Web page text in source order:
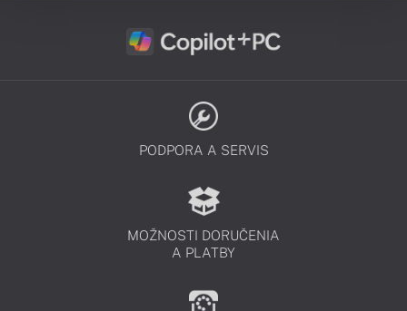
PODPORA A SERVIS
MOŽNOSTI DORUČENIA
A PLATBY